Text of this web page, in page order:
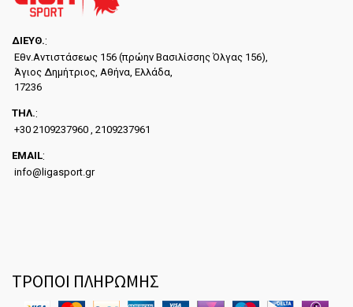
ΔΙΕYΘ.:
Εθν.Αντιστάσεως 156 (πρώην Βασιλίσσης Όλγας 156),
Άγιος Δημήτριος, Αθήνα, Ελλάδα,
17236
ΤΗΛ.:
+30 2109237960 , 2109237961
EMAIL:
info@ligasport.gr
ΤΡΟΠΟΙ ΠΛΗΡΩΜΗΣ